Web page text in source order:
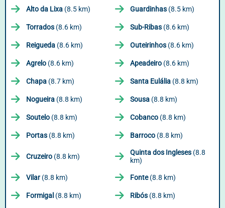
Alto da Lixa (8.5 km) Guardinhas (8.5 km)
Torrados (8.6 km) Sub-Ribas (8.6 km)
Reigueda (8.6 km) Outeirinhos (8.6 km)
Agrelo (8.6 km) Apeadeiro (8.6 km)
Chapa (8.7 km) Santa Eulália (8.8 km)
Nogueira (8.8 km) Sousa (8.8 km)
Soutelo (8.8 km) Cobanco (8.8 km)
Portas (8.8 km) Barroco (8.8 km)
Cruzeiro (8.8 km) Quinta dos Ingleses (8.8
km)
Vilar(8.8 km) Fonte(8.8 km)
Formigal (8.8 km) Ribós (8.8 km)